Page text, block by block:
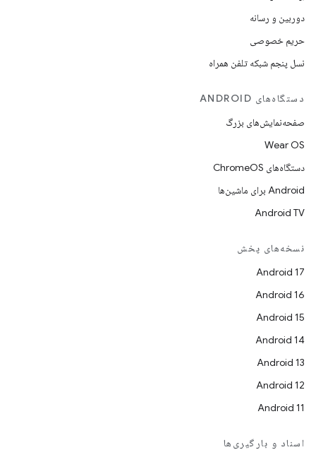
دوربین و رسانه
حریم خصوصی
نسل پنجم شبکه تلفن همراه
دستگاه‌های ANDROID
صفحه‌نمایش‌های بزرگ
Wear OS
دستگاه‌های ChromeOS
Android برای ماشین‌ها
Android TV
نسخه‌های پخش
Android 17
Android 16
Android 15
Android 14
Android 13
Android 12
Android 11
اسناد و بارگیری‌ها